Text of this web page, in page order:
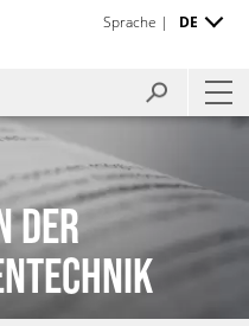
Sprache | DE
DER